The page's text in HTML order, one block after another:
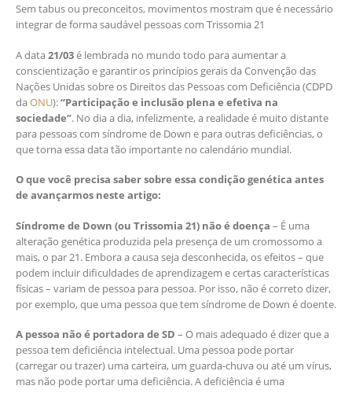
Sem tabus ou preconceitos, movimentos mostram que é necessário
integrar de forma saudável pessoas com Trissomia 21
A data21/03é lembrada no mundo todo para aumentar a
conscientização e garantir os princípios gerais da Convenção das
Nações Unidas sobre os Direitos das Pessoas com Deficiência (CDPD
daONU):“Participação e inclusão plena e efetiva na
sociedade”. No dia a dia, infelizmente, a realidade é muito distante
para pessoas com síndrome de Down e para outras deficiências, o
que torna essa data tão importante no calendário mundial.
O que você precisa saber sobre essa condição genética antes
de avançarmos neste artigo:
Síndrome de Down (ou Trissomia 21) não é doença – É uma
alteração genética produzida pela presença de um cromossomo a
mais, o par 21. Embora a causa seja desconhecida, os efeitos – que
podem incluir dificuldades de aprendizagem e certas características
físicas – variam de pessoa para pessoa. Por isso, não é correto dizer,
por exemplo, que uma pessoa que tem síndrome de Down é doente.
A pessoa não é portadora de SD – O mais adequado é dizer que a
pessoa tem deficiência intelectual. Uma pessoa pode portar
(carregar ou trazer) uma carteira, um guarda-chuva ou até um vírus,
mas não pode portar uma deficiência. A deficiência é uma